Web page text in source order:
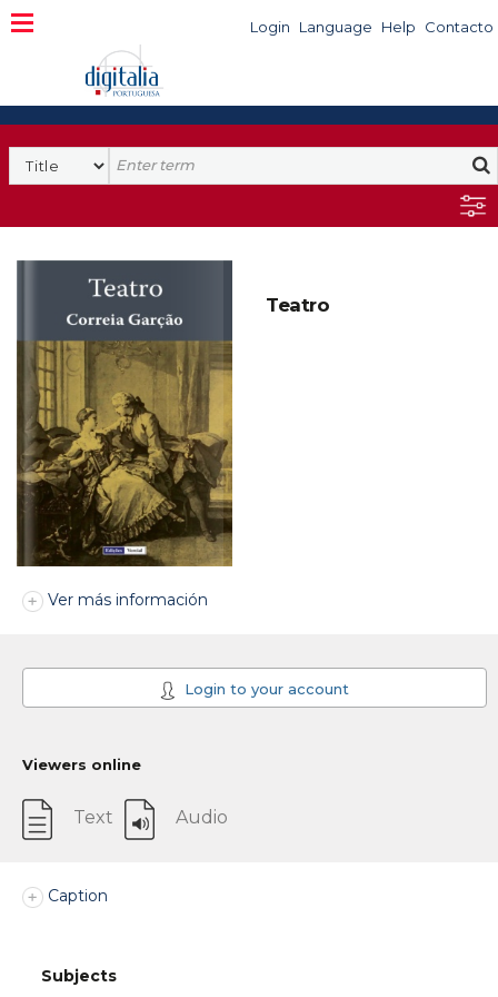
Login Language Help Contacto
Teatro
Ver más información
Login to your account
Viewers online
Text Audio
Caption
Subjects